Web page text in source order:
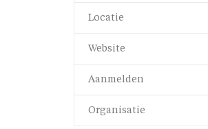
Locatie
Website
Aanmelden
Organisatie